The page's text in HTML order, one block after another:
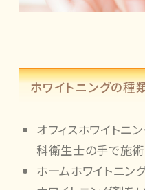
ホワイトニングの種
オフィスホワイトニ
科衛生士の手で施術
ホームホワイトニン